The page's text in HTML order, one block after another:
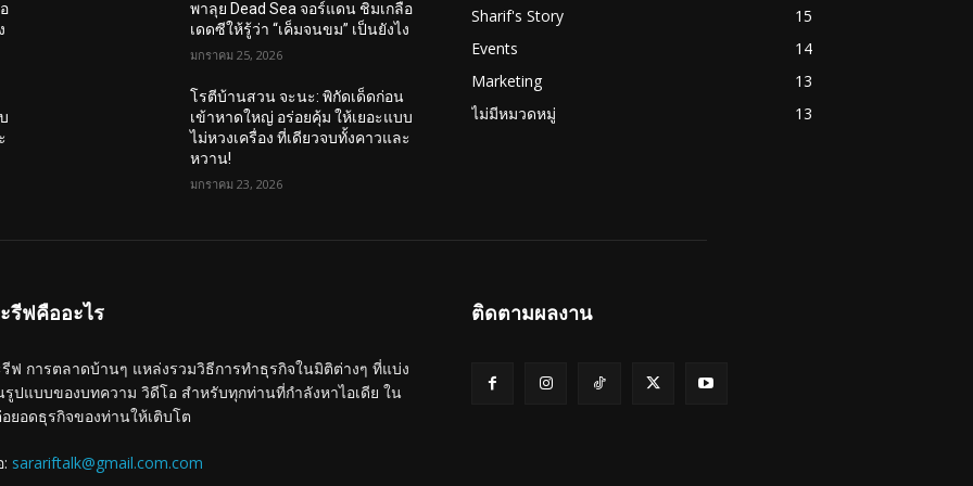
พาลุย Dead Sea จอร์แดน ชิมเกลือ
เดดซีให้รู้ว่า “เค็มจนขม” เป็นยังไง
มกราคม 25, 2026
โรตีบ้านสวน จะนะ: พิกัดเด็ดก่อน
เข้าหาดใหญ่ อร่อยคุ้ม ให้เยอะแบบ
ไม่หวงเครื่อง ที่เดียวจบทั้งคาวและ
หวาน!
มกราคม 23, 2026
Sharif's Story
15
Events
14
Marketing
13
ไม่มีหมวดหมู่
13
รีฟคืออะไร
ฟ การตลาดบ้านๆ แหล่งรวมวิธีการทำธุรกิจในมิติต่างๆ ที่แบ่ง
ปแบบของบทความ วิดีโอ สำหรับทุกท่านที่กำลังหาไอเดีย ใน
ยอดธุรกิจของท่านให้เติบโต
sarariftalk@gmail.com.com
ติดตามผลงาน